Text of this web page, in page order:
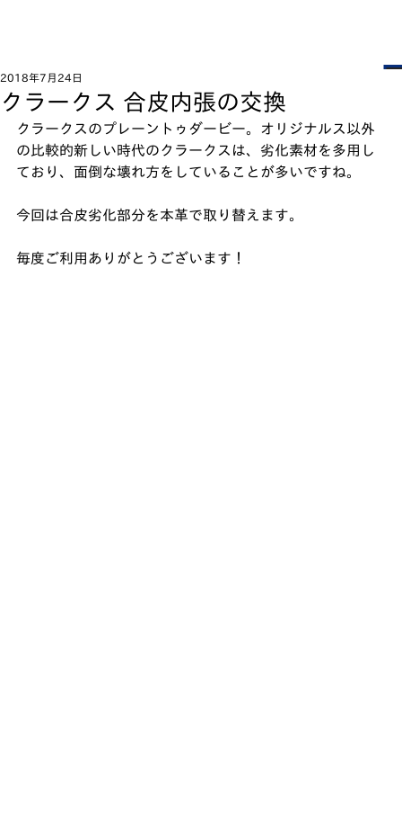
クラークス 合皮内張の交換
2018年7月24日
クラークスのプレーントゥダービー。オリジナルス以外
の比較的新しい時代のクラークスは、劣化素材を多用し
ており、面倒な壊れ方をしていることが多いですね。
今回は合皮劣化部分を本革で取り替えます。﻿
毎度ご利用ありがとうございます！